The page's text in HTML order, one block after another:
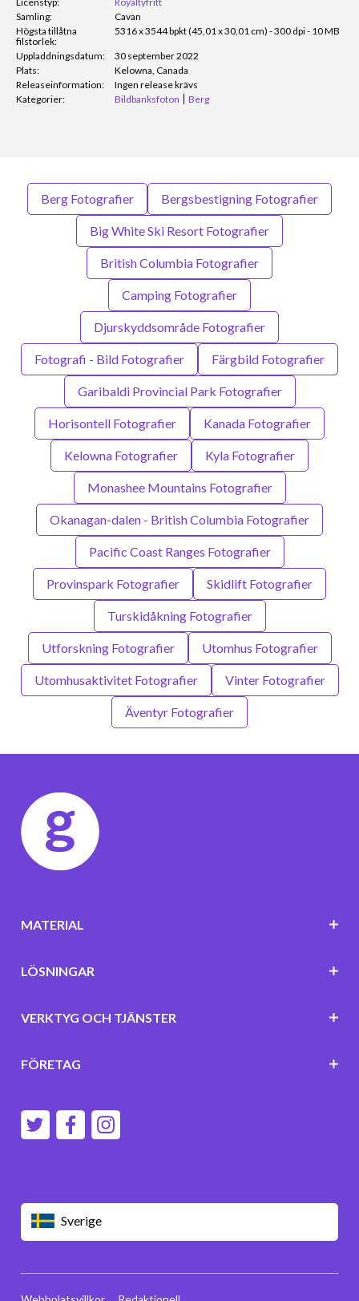
Samling:
Cavan
Högsta tillåtna
filstorlek:
5316 x 3544 bpkt (45,01 x 30,01 cm) - 300 dpi - 10 MB
Uppladdningsdatum:
30 september 2022
Plats:
Kelowna, Canada
Releaseinformation:
Ingen release krävs
Kategorier:
Bildbanksfoton Berg
Berg Fotografier Bergsbestigning Fotografier
Big White Ski Resort Fotografier
British Columbia Fotografier
Camping Fotografier
Djurskyddsområde Fotografier
Fotografi - Bild Fotografier Färgbild Fotografier
Garibaldi Provincial Park Fotografier
Horisontell Fotografier Kanada Fotografier
Kelowna Fotografier Kyla Fotografier
Monashee Mountains Fotografier
Okanagan-dalen - British Columbia Fotografier
Pacific Coast Ranges Fotografier
Provinspark Fotografier Skidlift Fotografier
Turskidåkning Fotografier
Utforskning Fotografier Utomhus Fotografier
Utomhusaktivitet Fotografier Vinter Fotografier
Äventyr Fotografier
Sverige
MATERIAL
LÖSNINGAR
VERKTYG OCH TJÄNSTER
FÖRETAG